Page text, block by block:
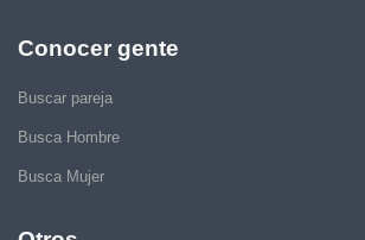
Conocer gente
Buscar pareja
Busca Hombre
Busca Mujer